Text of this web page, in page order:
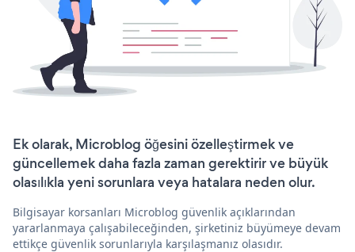
Ek olarak, Microblog öğesini özelleştirmek ve
güncellemek daha fazla zaman gerektirir ve büyük
olasılıkla yeni sorunlara veya hatalara neden olur.
Bilgisayar korsanları Microblog güvenlik açıklarından
yararlanmaya çalışabileceğinden, şirketiniz büyümeye devam
ettikçe güvenlik sorunlarıyla karşılaşmanız olasıdır.